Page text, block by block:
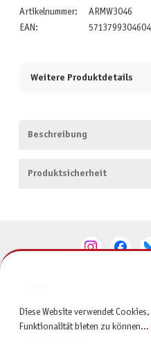
Artikelnummer:
ARMW3046
EAN:
5713799304604
Weitere Produktdetails
Beschreibung
Produktsicherheit
SERVICE
Diese Website verwendet
Funktionalität bieten zu können...